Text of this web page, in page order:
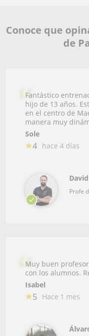
Conoce que
de
Fantástico
hijo de 13 años.
en el centro de
manera muy
Sole
4 hace 4 días
David
Profe
Muy buen
con los alumnos.
Isabel
5 Hace 1 mes